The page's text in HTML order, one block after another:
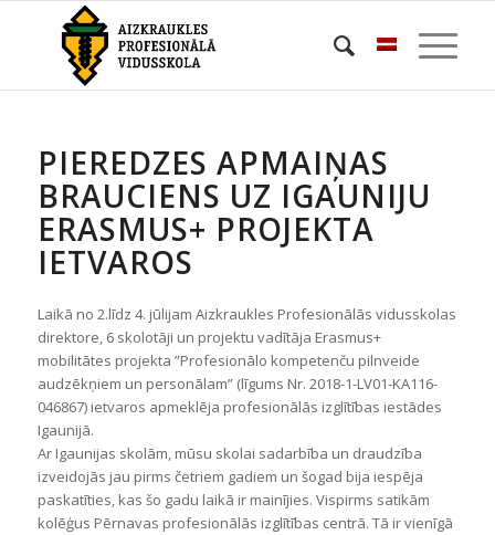
PIEREDZES APMAIŅAS
BRAUCIENS UZ IGAUNIJU
ERASMUS+ PROJEKTA
IETVAROS
Laikā no 2.līdz 4. jūlijam Aizkraukles Profesionālās vidusskolas
direktore, 6 skolotāji un projektu vadītāja Erasmus+
mobilitātes projekta ”Profesionālo kompetenču pilnveide
audzēkņiem un personālam” (līgums Nr. 2018-1-LV01-KA116-
046867) ietvaros apmeklēja profesionālās izglītības iestādes
Igaunijā.
Ar Igaunijas skolām, mūsu skolai sadarbība un draudzība
izveidojās jau pirms četriem gadiem un šogad bija iespēja
paskatīties, kas šo gadu laikā ir mainījies. Vispirms satikām
kolēģus Pērnavas profesionālās izglītības centrā. Tā ir vienīgā